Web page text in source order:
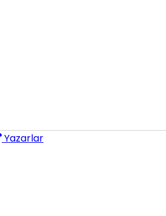
Yazarlar